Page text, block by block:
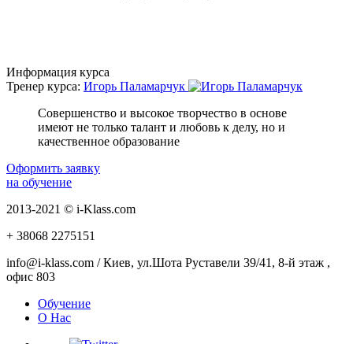
Информация курса
Тренер курса: Игорь Паламарчук
Совершенство и высокое творчество в основе
имеют не только талант и любовь к делу, но и
качественное образование
Оформить заявку
на обучение
2013-2021 © i-Klass.com
+ 38068 2275151
info@i-klass.com / Киев, ул.Шота Руставели 39/41, 8-й этаж ,
офис 803
Обучение
О Нас